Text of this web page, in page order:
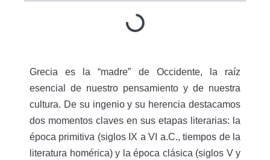
Grecia es la “madre” de Occidente, la raíz
esencial de nuestro pensamiento y de nuestra
cultura. De su ingenio y su herencia destacamos
dos momentos claves en sus etapas literarias: la
época primitiva (siglos IX a VI a.C., tiempos de la
literatura homérica) y la época clásica (siglos V y